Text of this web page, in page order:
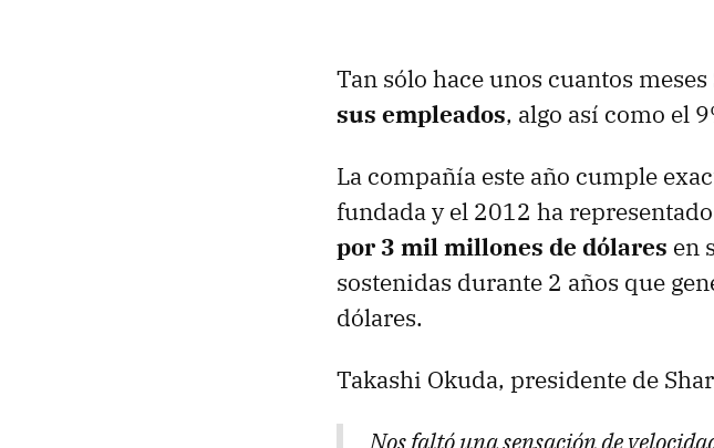
Tan sólo hace unos cuantos meses
sus empleados, algo así como el
La compañía este año cumple
fundada y el 2012 ha
por 3 mil millones de dólares en
sostenidas durante 2 años que
dólares.
Takashi Okuda, presidente de
Nos faltó una sensación de